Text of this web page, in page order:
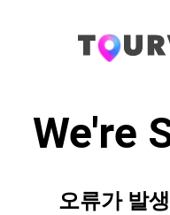
We're
오류가 발